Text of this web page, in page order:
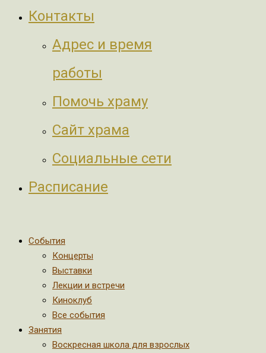
Контакты
Адрес и время
работы
Помочь храму
Сайт храма
Социальные сети
Расписание
События
Концерты
Выставки
Лекции и встречи
Киноклуб
Все события
Занятия
Воскресная школа для взрослых